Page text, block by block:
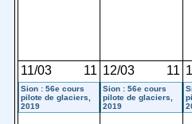
11/03 11
Sion : 56e cours
pilote de glaciers,
2019
12/03 11
Sion : 56e cours
pilote de glaciers,
2019